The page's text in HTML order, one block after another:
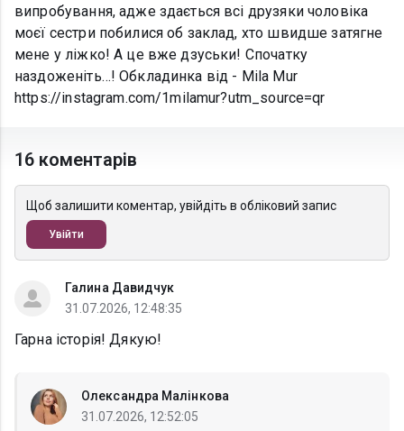
випробування, адже здається всі друзяки чоловіка
моєї сестри побилися об заклад, хто швидше затягне
мене у ліжко! А це вже дзуськи! Спочатку
наздоженіть…! Обкладинка від - Mila Mur
https://instagram.com/1milamur?utm_source=qr
16 коментарів
Щоб залишити коментар, увійдіть в обліковий запис
Увійти
Галина Давидчук
31.07.2026, 12:48:35
Гарна історія! Дякую!
Олександра Малінкова
31.07.2026, 12:52:05